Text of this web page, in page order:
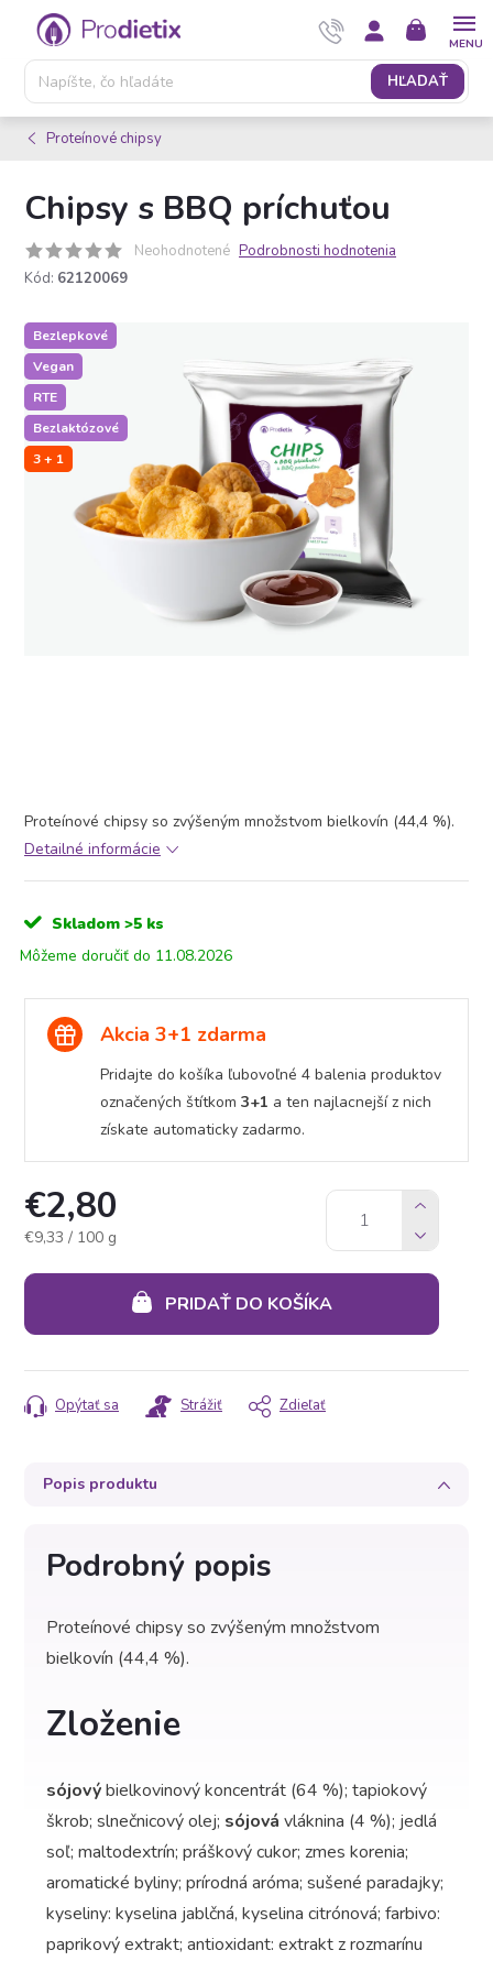
Prejsť
obsah
HĽADAŤ
NÁKUPNÝ
KOŠÍK
Proteínové chipsy
Chipsy s BBQ príchuťou
Neohodnotené Podrobnosti hodnotenia
Kód: 62120069
Bezlepkové
Vegan
RTE
Bezlaktózové
3 + 1
Proteínové chipsy so zvýšeným množstvom bielkovín (44,4 %).
Detailné informácie
Skladom >5 ks
11.08.2026
Akcia 3+1 zdarma
Pridajte do košíka ľubovoľné 4 balenia produktov
označených štítkom 3+1 a ten najlacnejší z nich
získate automaticky zadarmo.
€2,80
Jednotková
€9,33 / 100 g
PRIDAŤ DO KOŠÍKA
Opýtať sa Strážiť Zdieľať
Popis produktu
Podrobný popis
Proteínové chipsy so zvýšeným množstvom
bielkovín (44,4 %).
Zloženie
sójovýbielkovinový koncentrát (64 %); tapiokový
škrob; slnečnicový olej; sójová vláknina (4 %); jedlá
soľ; maltodextrín; práškový cukor; zmes korenia;
aromatické byliny; prírodná aróma; sušené paradajky;
kyseliny: kyselina jablčná, kyselina citrónová; farbivo:
paprikový extrakt; antioxidant: extrakt z rozmarínu